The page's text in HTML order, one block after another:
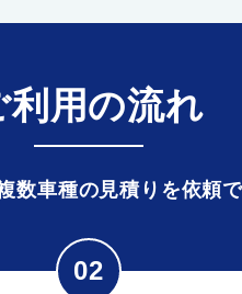
利用の流れ
数車種の見積りを依頼で